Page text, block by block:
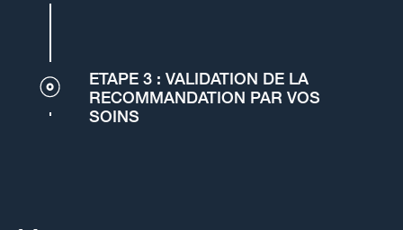
ETAPE 3 : VALIDATION DE LA
RECOMMANDATION PAR VOS
SOINS